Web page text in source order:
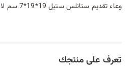
وعاء تقديم ستانلس ستيل 19*19*7 سم لا ميسا
تعرف على منتجك